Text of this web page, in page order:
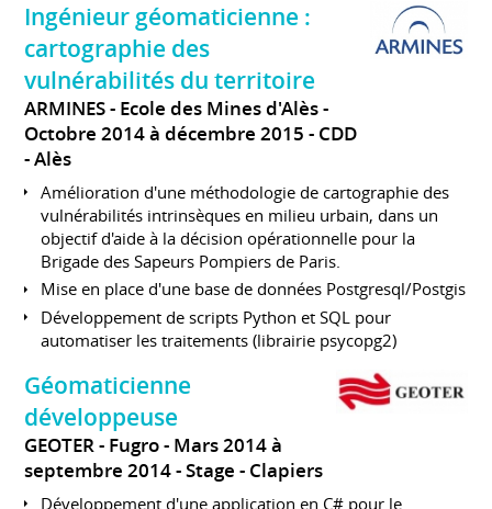
Ingénieur géomaticienne :
cartographie des
vulnérabilités du territoire
ARMINES - Ecole des Mines d'Alès
Octobre 2014 à décembre 2015 CDD
Alès
Amélioration d'une méthodologie de cartographie des
vulnérabilités intrinsèques en milieu urbain, dans un
objectif d'aide à la décision opérationnelle pour la
Brigade des Sapeurs Pompiers de Paris.
Mise en place d'une base de données Postgresql/Postgis
Développement de scripts Python et SQL pour
automatiser les traitements (librairie psycopg2)
Géomaticienne
développeuse
GEOTER - Fugro
Mars 2014 à
septembre 2014 Stage Clapiers
Développement d'une application en C# pour le